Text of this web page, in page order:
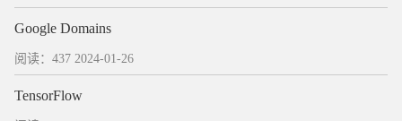
Google Domains
阅读：437 2024-01-26
TensorFlow